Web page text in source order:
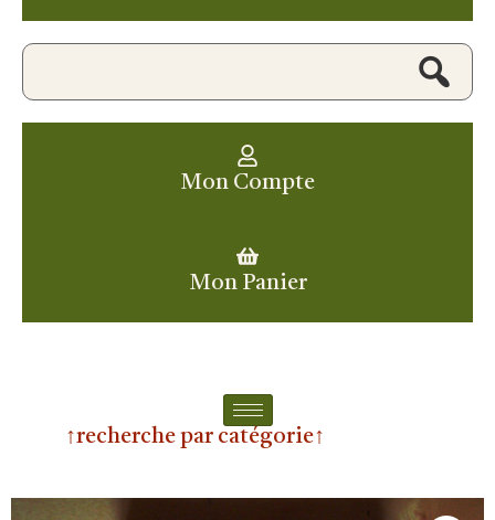
Mon Compte
Mon Panier
↑recherche par catégorie↑